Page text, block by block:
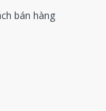
/ GA15 / GA18 /
bán hàng